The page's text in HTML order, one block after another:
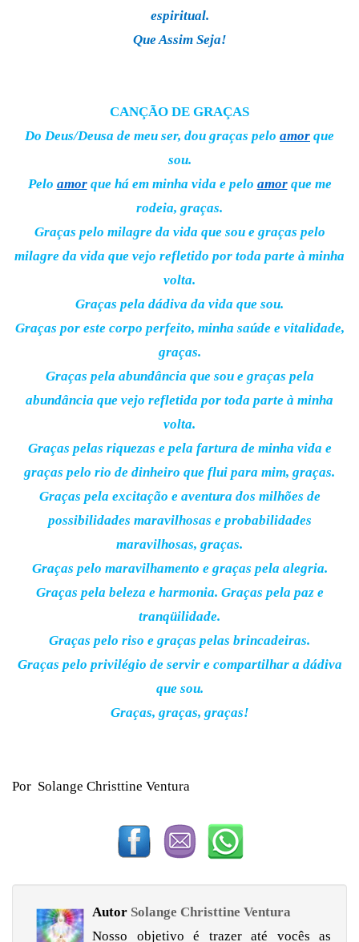
espiritual.
Que Assim Seja!
CANÇÃO DE GRAÇAS
Do Deus/Deusa de meu ser, dou graças pelo amor que
sou.
Pelo amorque há em minha vida e pelo amorque me
rodeia, graças.
Graças pelo milagre da vida que sou e graças pelo
milagre da vida que vejo refletido por toda parte à minha
volta.
Graças pela dádiva da vida que sou.
Graças por este corpo perfeito, minha saúde e vitalidade,
graças.
Graças pela abundância que sou e graças pela
abundância que vejo refletida por toda parte à minha
volta.
Graças pelas riquezas e pela fartura de minha vida e
graças pelo rio de dinheiro que flui para mim, graças.
Graças pela excitação e aventura dos milhões de
possibilidades maravilhosas e probabilidades
maravilhosas, graças.
Graças pelo maravilhamento e graças pela alegria.
Graças pela beleza e harmonia. Graças pela paz e
tranqüilidade.
Graças pelo riso e graças pelas brincadeiras.
Graças pelo privilégio de servir e compartilhar a dádiva
que sou.
Graças, graças, graças!
Por Solange Christtine Ventura
Autor Solange Christtine Ventura
Nosso objetivo é trazer até vocês as